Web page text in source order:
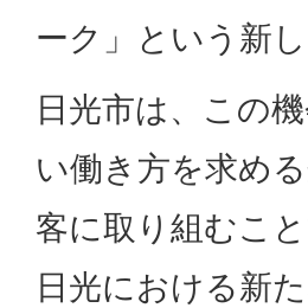
ーク」という新
日光市は、この
い働き方を求め
客に取り組むこ
日光における新